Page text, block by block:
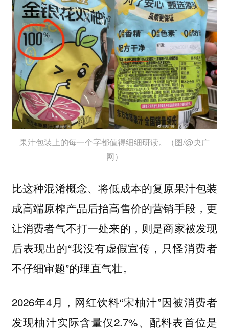
果汁包装上的每一个字都值得细细研读。（图/@央广
网）
比这种混淆概念、将低成本的复原果汁包装
成高端原榨产品后抬高售价的营销手段，更
让消费者气不打一处来的，则是商家被发现
后表现出的“我没有虚假宣传，只怪消费者
不仔细审题”的理直气壮。
2026年4月，网红饮料“宋柚汁”因被消费者
发现柚汁实际含量仅2.7%、配料表首位是